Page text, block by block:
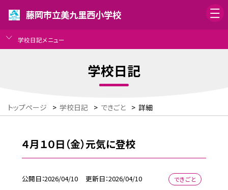
藤岡市立美九里西小学校
学校日記メニュー
学校日記
トップページ > 学校日記 > できごと > 詳細
４月１０日（金）元気に登校
公開日 2026/04/10 更新日 2026/04/10 できごと